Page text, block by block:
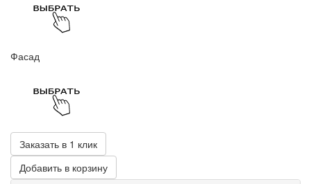
Фасад
Заказать в 1 клик
Добавить в корзину